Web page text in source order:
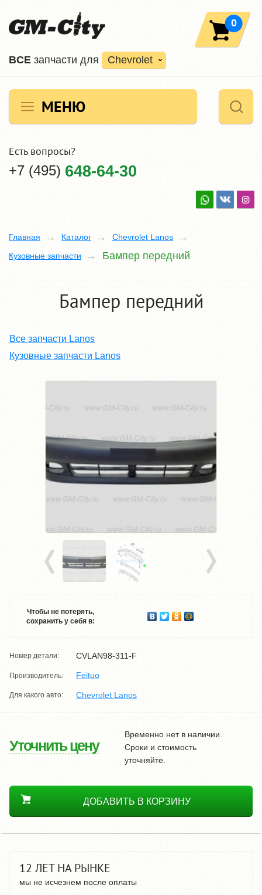
ВCE запчасти для Chevrolet
0
МЕНЮ
Есть вопросы?
+7 (495) 648-64-30
Главная Каталог
Chevrolet Lanos
Кузовные запчасти
Бампер передний
Бампер передний
Все запчасти Lanos
Кузовные запчасти Lanos
Чтобы не потерять,
сохранить у себя в:
Номер детали: CVLAN98-311-F
Производитель: Feituo
Для какого авто: Chevrolet Lanos
Уточнить цену
Временно нет в наличии.
Сроки и стоимость
уточняйте.
ДОБАВИТЬ В КОРЗИНУ
12 ЛЕТ НА РЫНКЕ
мы не исчезнем после оплаты